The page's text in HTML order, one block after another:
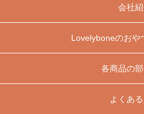
会社
Lovelyboneのおや
各商品の
よくあ